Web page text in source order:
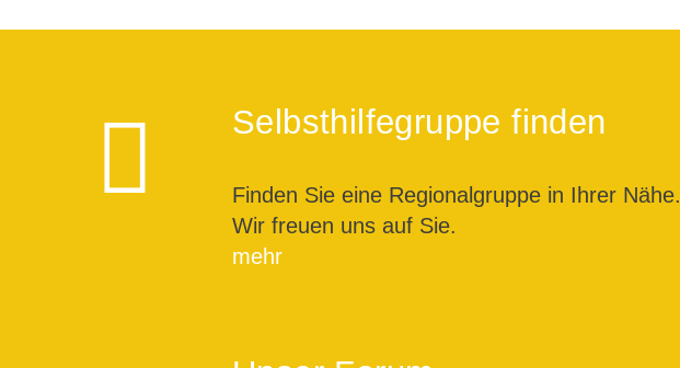
Selbsthilfegruppe finden
Finden Sie eine Regionalgruppe in Ihrer Nähe.
Wir freuen uns auf Sie.
mehr